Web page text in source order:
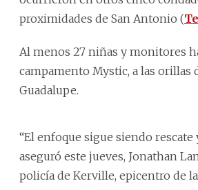
proximidades de San Antonio (
Al menos 27 niñas y monitores
campamento Mystic, a las orillas
Guadalupe.
“El enfoque sigue siendo rescate
aseguró este jueves, Jonathan
policía de Kerville, epicentro de